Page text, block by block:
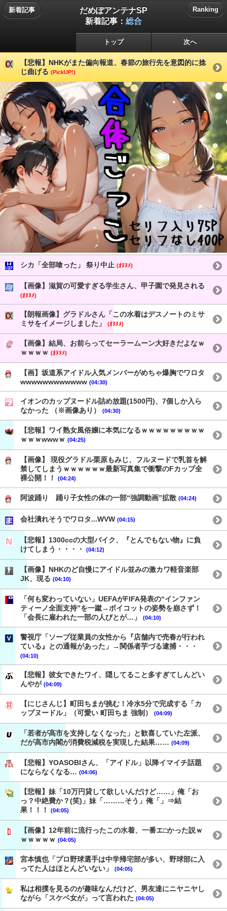
新着記事
だめぽアンテナSP
新着記事： 総合
Ranking
トップ 次へ
【悲報】NHKがまた偏向報道、春節の旅行先を意図的に捻
じ曲げる (PickUP!)
シカ「全部喰った」 祭り中止 (ｵﾇﾇﾒ)
【画像】滋賀の可愛すぎる学生さん、甲子園で発見される
(ｵﾇﾇﾒ)
【朗報画像】グラドルさん「この水着はデスノートのミサ
ミサをイメージしました」
(ｵﾇﾇﾒ)
【画像】結局、お前らってセーラームーン大好きだよなｗ
ｗｗｗｗ (ｵﾇﾇﾒ)
【画】坂道系アイドル人気メンバーがめちゃ爆胸でワロタ
wwwwwwwwwwww (04:30)
イオンのカップヌードル詰め放題(1500円)、7個しか入ら
なかった （※画像あり）
(04:30)
【悲報】ワイ熟女風俗嬢に本気になるｗｗｗｗｗｗｗｗｗ
ｗｗｗwwwｗ (04:25)
【画像】 現役グラドル栗原もみじ、フルヌードで乳首を解
禁してしまうｗｗｗｗｗｗ最新写真集で衝撃のFカップ全
裸公開！！
(04:24)
阿波踊り 踊り子女性の体の一部“強調動画”拡散 (04:24)
会社潰れそうでワロタ...WVW (04:15)
【悲報】1300ccの大型バイク、『とんでもない物』に負
けてしまう・・・・
(04:12)
【画像】NHKのど自慢にアイドル並みの激カワ軽音楽部
JK、現る (04:10)
「何も変わっていない」UEFAがFIFA発表の“インファン
ティーノ全面支持”を一蹴→ボイコットの姿勢を崩さず！
「会長に雇われた一部の人びとが…」
(04:10)
警視庁「ソープ従業員の女性から『店舗内で売春が行われ
ている』との通報があった」→関係者芋づる逮捕・・・
(04:10)
【悲報】彼女できたワイ、隠してること多すぎてしんどい
んやが (04:09)
【にじさんじ】町田ちまが挑む！冷水5分で完成する「カ
ップヌードル」（可愛い 町田ちま 強制）
(04:09)
「若者が高市を支持しなくなった」と歓喜していた左派、
だが高市内閣が消費税減税を実現した結果…… (04:09)
【悲報】YOASOBIさん、「アイドル」以降イマイチ話題
にならなくなる… (04:06)
【悲報】妹「10万円貸して欲しいんだけど……」俺「お
っ？中絶費か？(笑)」妹「………そう」俺「」⇒結
果！！！
(04:05)
【画像】12年前に流行ったこの水着、一番エ□かった説ｗ
ｗｗｗｗｗ (04:05)
宮本慎也「プロ野球選手は中学帰宅部が多い、野球部に入
ってた人はほとんどいない」
(04:05)
私は相撲を見るのが趣味なんだけど、男友達にニヤニヤし
ながら「スケベ女が」って言われた (04:05)